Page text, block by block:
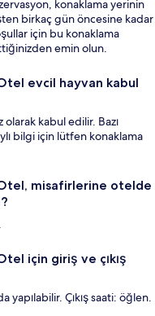
konaklama yerinin
birkaç gün öncesine kadar
için bu konaklama
emin olun.
evcil hayvan kabul
kabul edilir. Bazı
bilgi için lütfen konaklama
misafirlerine otelde
için giriş ve çıkış
yapılabilir. Çıkış saati: öğlen.